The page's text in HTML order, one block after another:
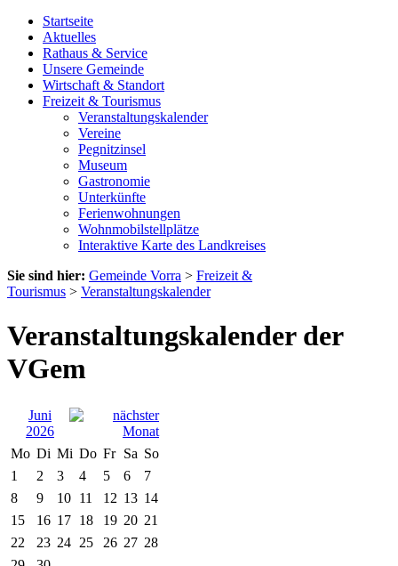
Startseite
Aktuelles
Rathaus & Service
Unsere Gemeinde
Wirtschaft & Standort
Freizeit & Tourismus
Veranstaltungskalender
Vereine
Pegnitzinsel
Museum
Gastronomie
Unterkünfte
Ferienwohnungen
Wohnmobilstellplätze
Interaktive Karte des Landkreises
Sie sind hier: Gemeinde Vorra > Freizeit &
Tourismus > Veranstaltungskalender
Veranstaltungskalender der
VGem
Juni
2026
Mo Di Mi Do Fr Sa So
1
2 3 4 5 6
7
8
9 10 11 12 13 14
15
16 17 18 19 20 21
22
23 24 25 26 27 28